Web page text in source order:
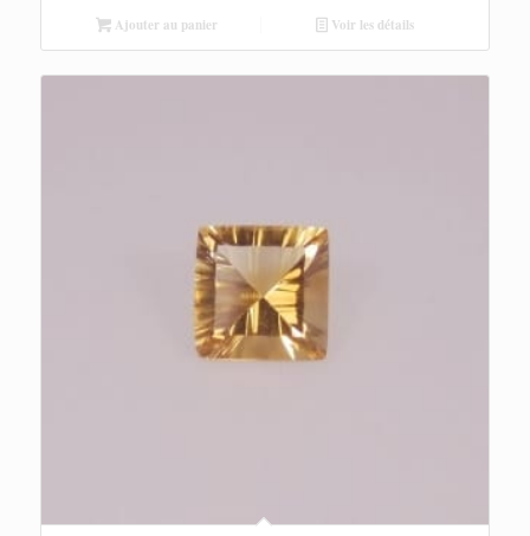
Ajouter au panier Voir les détails